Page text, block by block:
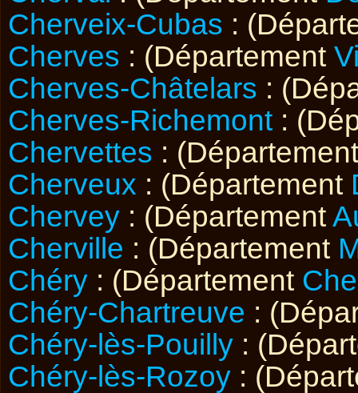
Cherveix-Cubas :
Cherves : (Département
Cherves-Châtelars :
Cherves-Richemont :
Chervettes :
Cherveux : (Département
Chervey : (Département
Cherville : (Département
Chéry : (Département
Chéry-Chartreuve :
Chéry-lès-Pouilly :
Chéry-lès-Rozoy :